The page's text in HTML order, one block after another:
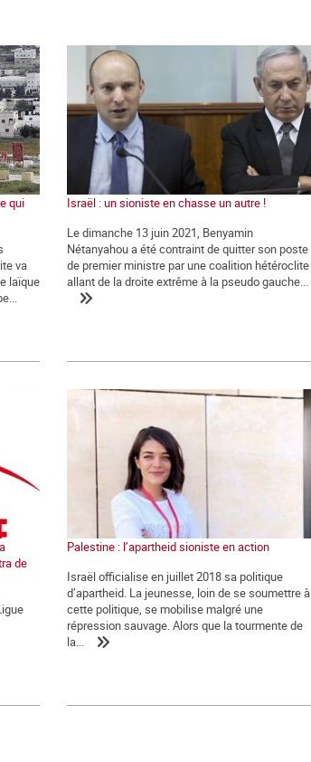
qui
va
laïque
Israël : un sioniste en chasse un autre !
Le dimanche 13 juin 2021, Benyamin
Nétanyahou a été contraint de quitter son poste
de premier ministre par une coalition hétéroclite
allant de la droite extrême à la pseudo gauche...
de
Palestine : l’apartheid sioniste en action
Israël officialise en juillet 2018 sa politique
d’apartheid. La jeunesse, loin de se soumettre à
cette politique, se mobilise malgré une
répression sauvage. Alors que la tourmente de
la...